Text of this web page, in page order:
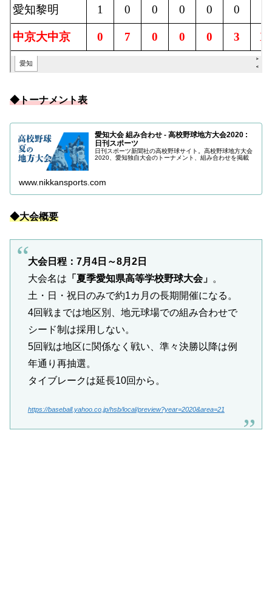
◆トーナメント表
愛知大会 組み合わせ - 高校野球地方大会2020 :
日刊スポーツ
日刊スポーツ新聞社の高校野球サイト。高校野球地方大会
2020、愛知独自大会のトーナメント、組み合わせを掲載
www.nikkansports.com
◆大会概要
大会日程：7月4日～8月2日
大会名は 「夏季愛知県高等学校野球大会」 。
土・日・祝日のみで約1カ月の長期開催になる。
4回戦までは地区別、地元球場での組み合わせで
シード制は採用しない。
5回戦は地区に関係なく戦い、準々決勝以降は例
年通り再抽選。
タイブレークは延長10回から。
https://baseball.yahoo.co.jp/hsb/local/preview?year=2020&area=21